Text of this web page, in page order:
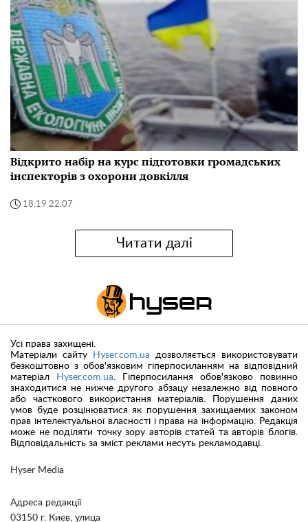
Відкрито набір на курс підготовки громадських
інспекторів з охорони довкілля
18:19 22.07
Читати далі
Hyser Media
Адреса редакції
03150 г. Киев, улица
Усі права захищені.
Матеріали сайту
Hyser.com.ua дозволяється використовувати
безкоштовно з обов'язковим гіперпосиланням на відповідний
матеріал
Hyser.com.ua. Гіперпосилання обов'язково повинно
знаходитися не нижче другого абзацу незалежно від повного
або часткового використання матеріалів. Порушення даних
умов буде розцінюватися як порушення захищаемих законом
прав інтелектуальної власності і права на інформацію. Редакція
може не поділяти точку зору авторів статей та авторів блогів.
Відповідальність за зміст реклами несуть рекламодавці.